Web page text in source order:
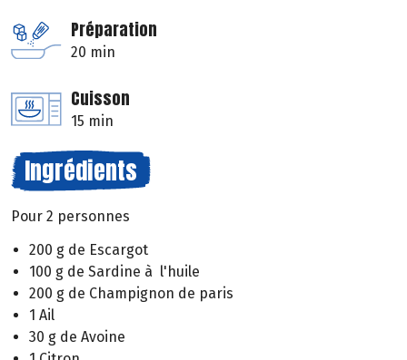
Préparation
20 min
Cuisson
15 min
Ingrédients
Pour 2 personnes
200 g de Escargot
100 g de Sardine à l'huile
200 g de Champignon de paris
1 Ail
30 g de Avoine